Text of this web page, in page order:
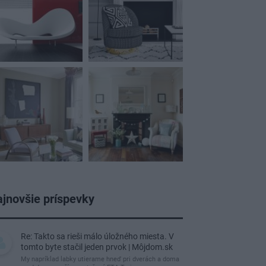
príspevky
Re: Takto sa rieši málo úložného miesta. V
tomto byte stačil jeden prvok | Môjdom.sk
My napríklad labky utierame hneď pri dverách a doma